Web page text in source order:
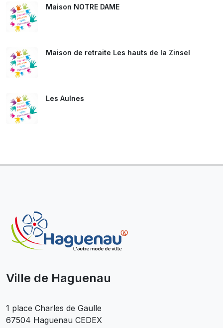
Maison NOTRE DAME
Maison de retraite Les hauts de la Zinsel
Les Aulnes
Ville de Haguenau
1 place Charles de Gaulle
67504 Haguenau CEDEX